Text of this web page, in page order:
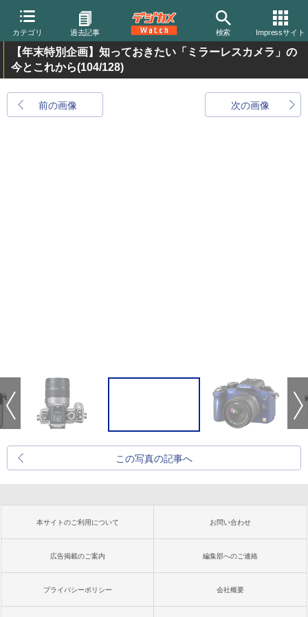
カテゴリ 過去記事 検索 Impressサイト
【年末特別企画】知っておきたい「ミラーレスカメラ」の
今とこれから(104/128)
前の画像 次の画像
この写真の記事へ
本サイトのご利用について お問い合わせ
広告掲載のご案内 編集部へのご連絡
プライバシーポリシー 会社概要